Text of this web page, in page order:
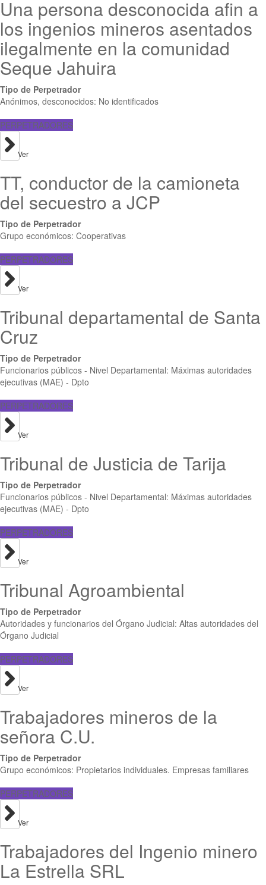
Una persona desconocida afin a
los ingenios mineros asentados
ilegalmente en la comunidad
Seque Jahuira
Tipo de Perpetrador
Anónimos, desconocidos: No identificados
PERPETRADORES
Ver
TT, conductor de la camioneta
del secuestro a JCP
Tipo de Perpetrador
Grupo económicos: Cooperativas
PERPETRADORES
Ver
Tribunal departamental de Santa
Cruz
Tipo de Perpetrador
Funcionarios públicos - Nivel Departamental: Máximas autoridades
ejecutivas (MAE) - Dpto
PERPETRADORES
Ver
Tribunal de Justicia de Tarija
Tipo de Perpetrador
Funcionarios públicos - Nivel Departamental: Máximas autoridades
ejecutivas (MAE) - Dpto
PERPETRADORES
Ver
Tribunal Agroambiental
Tipo de Perpetrador
Autoridades y funcionarios del Órgano Judicial: Altas autoridades del
Órgano Judicial
PERPETRADORES
Ver
Trabajadores mineros de la
señora C.U.
Tipo de Perpetrador
Grupo económicos: Propietarios individuales. Empresas familiares
PERPETRADORES
Ver
Trabajadores del Ingenio minero
La Estrella SRL